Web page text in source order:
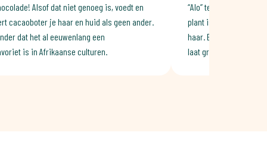
Alsof dat niet genoeg is, voedt en
cacaoboter je haar en huid als geen ander.
dat het al eeuwenlang een
is in Afrikaanse culturen.
“Alo” tegen aloë vera!
plant is ook een echte
haar. Er wordt zelfs
laat groeien.